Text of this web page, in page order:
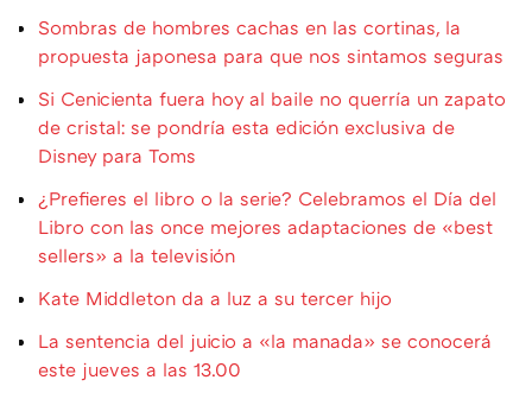
Sombras de hombres cachas en las cortinas, la
propuesta japonesa para que nos sintamos seguras
Si Cenicienta fuera hoy al baile no querría un zapato
de cristal: se pondría esta edición exclusiva de
Disney para Toms
¿Prefieres el libro o la serie? Celebramos el Día del
Libro con las once mejores adaptaciones de «best
sellers» a la televisión
Kate Middleton da a luz a su tercer hijo
La sentencia del juicio a «la manada» se conocerá
este jueves a las 13.00